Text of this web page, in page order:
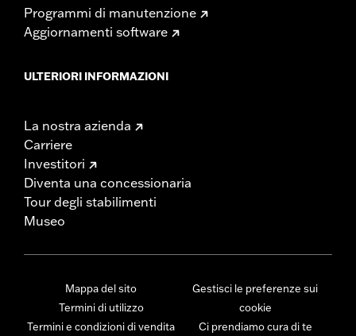
Programmi di manutenzione
Aggiornamenti software
ULTERIORI INFORMAZIONI
La nostra azienda
Carriere
Investitori
Diventa una concessionaria
Tour degli stabilimenti
Museo
Mappa del sito
Termini di utilizzo
Termini e condizioni di vendita
Gestisci le preferenze sui
cookie
Ci prendiamo cura di te